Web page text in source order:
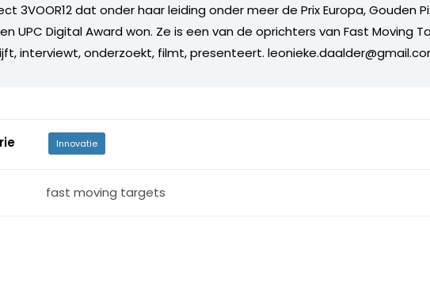
3VOOR12 dat onder haar leiding onder meer de Prix Europa, Gouden
UPC Digital Award won. Ze is een van de oprichters van Fast Moving
interviewt, onderzoekt, filmt, presenteert.
Innovatie
fast moving targets